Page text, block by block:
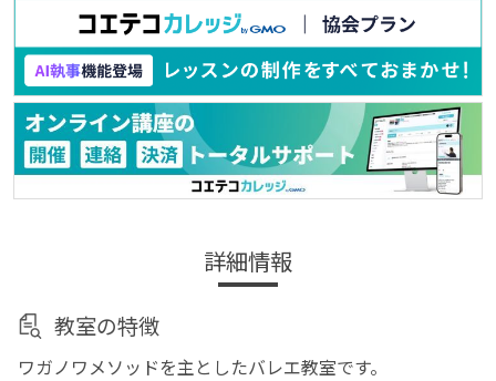
詳細情報
教室の特徴
ワガノワメソッドを主としたバレエ教室です。